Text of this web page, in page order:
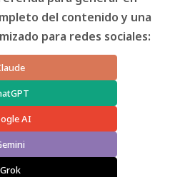
del contenido y una
para redes sociales:
AI
Grok